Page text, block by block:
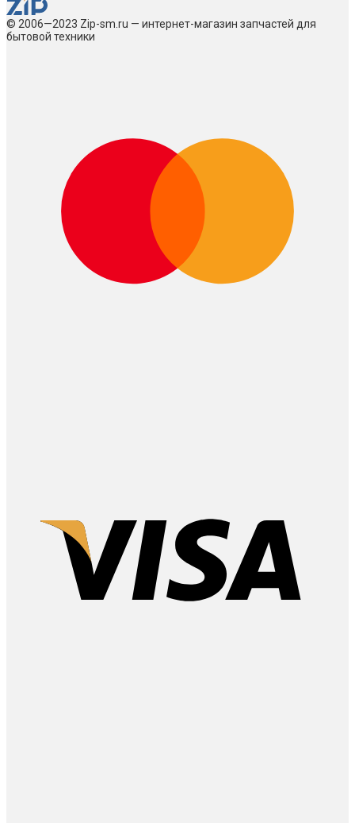
© 2006—2023 Zip-sm.ru — интернет-магазин запчастей для
бытовой техники